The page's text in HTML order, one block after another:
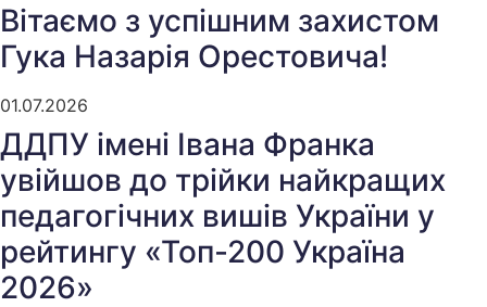
Вітаємо з успішним захистом
Гука Назарія Орестовича!
01.07.2026
ДДПУ імені Івана Франка
увійшов до трійки найкращих
педагогічних вишів України у
рейтингу «Топ-200 Україна
2026»